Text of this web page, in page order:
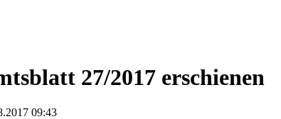
27/2017 erschienen
09:43